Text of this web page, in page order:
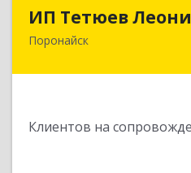
ИП Тетюев
Поронайск
Клиентов на
694242, Сахалинская